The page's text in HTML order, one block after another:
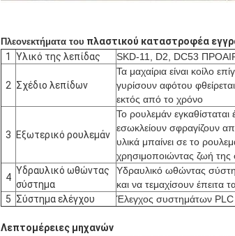
Πλεονεκτήματα του πλαστικού καταστροφέα
1 Υλικό της λεπίδας SKD-11, D2, DC53
2 Σχέδιο λεπίδων
Τα μαχαίρια είναι κοίλο
γυρίσουν αφότου
εκτός από το χρόνο
3 Εξωτερικό ρουλεμάν
Το ρουλεμάν
εσωκλείουν σφραγίζουν
υλικά μπαίνει σε το
χρησιμοποιώντας ζωή της
4
Υδραυλικό ωθώντας
σύστημα
Υδραυλικό ωθώντας
και να τεμαχίσουν έπειτα
5 Σύστημα ελέγχου Έλεγχος συστημάτων PLC
Λεπτομέρειες μηχανών